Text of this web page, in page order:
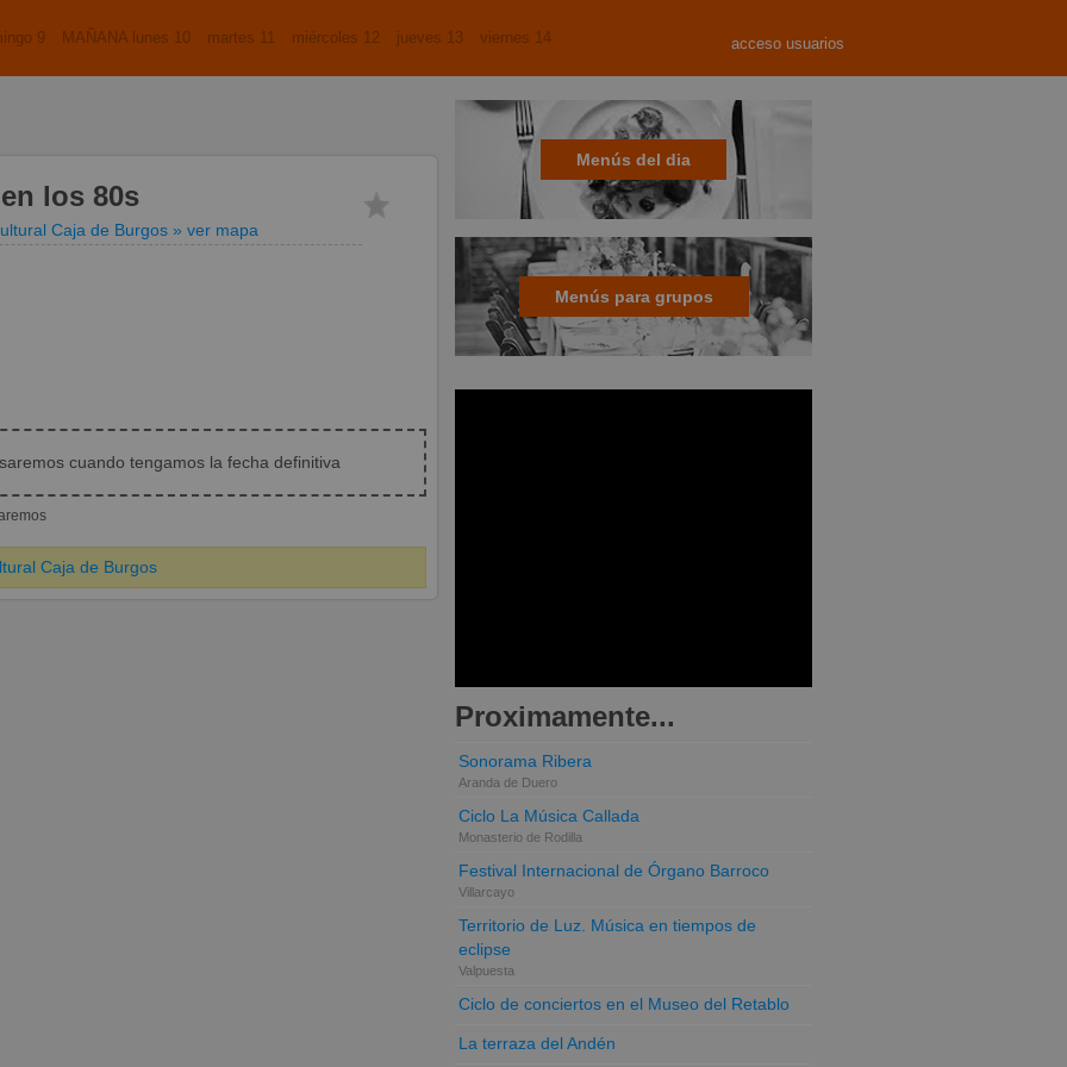
acceso usuarios
9 MAÑANA lunes 10 martes 11 miércoles 12 jueves 13 viernes 14
los 80s
Caja de Burgos » ver mapa
cuando tengamos la fecha definitiva
Caja de Burgos
Menús del dia
Menús para grupos
Proximamente...
Sonorama Ribera
Aranda de Duero
Ciclo La Música Callada
Monasterio de Rodilla
Festival Internacional de Órgano Barroco
Villarcayo
Territorio de Luz. Música en tiempos de
eclipse
Valpuesta
Ciclo de conciertos en el Museo del Retablo
La terraza del Andén